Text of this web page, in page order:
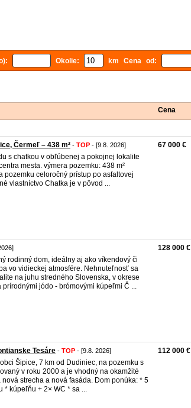
Okolie: km Cena od:
Cena
Čermeľ – 438 m² - TOP - [9.8. 2026]
s chatkou v obľúbenej a pokojnej lokalite
mesta. výmera pozemku: 438 m²
pozemku celoročný prístup po asfaltovej
vlastníctvo Chatka je v pôvod ...
67 000 €
rodinný dom, ideálny aj ako víkendový či
vo vidieckej atmosfére. Nehnuteľnosť sa
na juhu stredného Slovenska, v okrese
jódo - brómovými kúpeľmi Č ...
128 000 €
Tesáre - TOP - [9.8. 2026]
Šipice, 7 km od Dudiniec, na pozemku s
v roku 2000 a je vhodný na okamžité
strecha a nová fasáda. Dom ponúka: * 5
* kúpeľňu + 2× WC * sa ...
112 000 €